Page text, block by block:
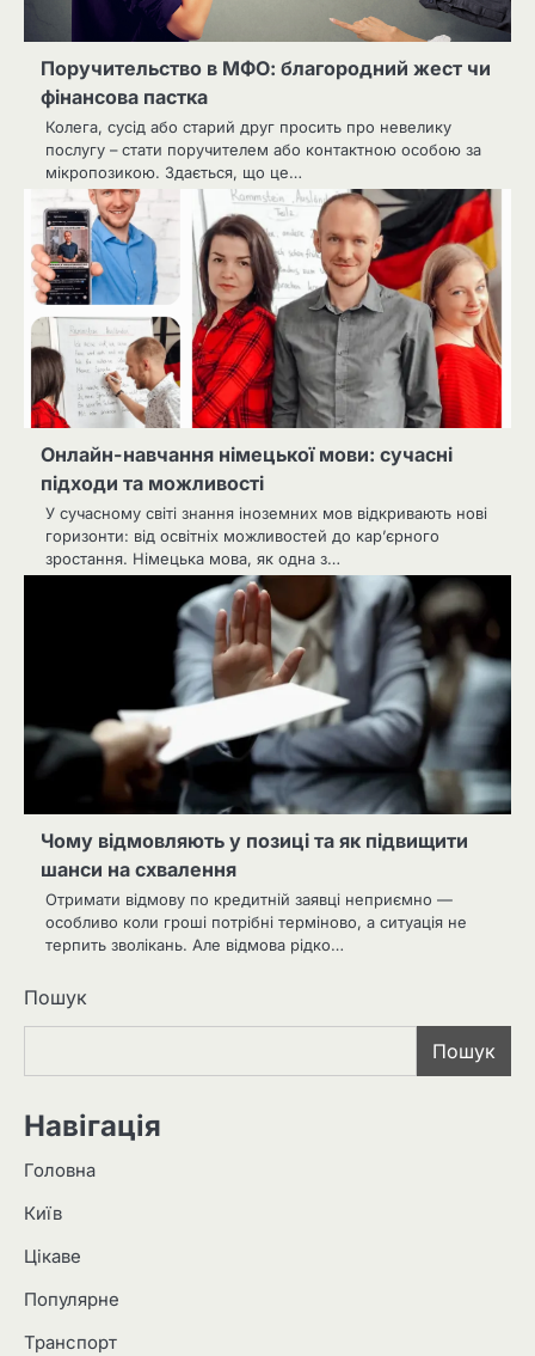
Поручительство в МФО: благородний жест чи
фінансова пастка
Колега, сусід або старий друг просить про невелику
послугу – стати поручителем або контактною особою за
мікропозикою. Здається, що це…
Онлайн-навчання німецької мови: сучасні
підходи та можливості
У сучасному світі знання іноземних мов відкривають нові
горизонти: від освітніх можливостей до кар’єрного
зростання. Німецька мова, як одна з…
Чому відмовляють у позиці та як підвищити
шанси на схвалення
Отримати відмову по кредитній заявці неприємно —
особливо коли гроші потрібні терміново, а ситуація не
терпить зволікань. Але відмова рідко…
Пошук
Пошук
Навігація
Головна
Київ
Цікаве
Популярне
Транспорт